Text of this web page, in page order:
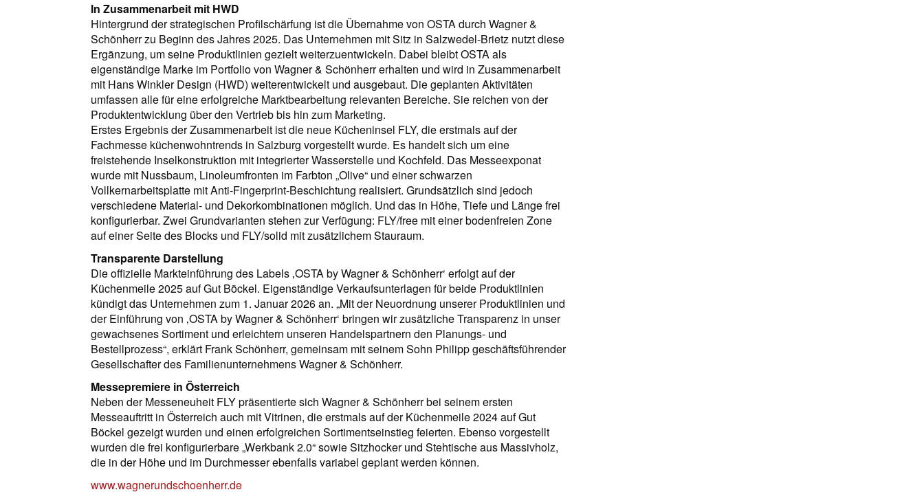
In Zusammenarbeit mit HWD
Hintergrund der strategischen Profilschärfung ist die Übernahme von OSTA durch Wagner &
Schönherr zu Beginn des Jahres 2025. Das Unternehmen mit Sitz in Salzwedel-Brietz nutzt diese
Ergänzung, um seine Produktlinien gezielt weiterzuentwickeln. Dabei bleibt OSTA als
eigenständige Marke im Portfolio von Wagner & Schönherr erhalten und wird in Zusammenarbeit
mit Hans Winkler Design (HWD) weiterentwickelt und ausgebaut. Die geplanten Aktivitäten
umfassen alle für eine erfolgreiche Marktbearbeitung relevanten Bereiche. Sie reichen von der
Produktentwicklung über den Vertrieb bis hin zum Marketing.
Erstes Ergebnis der Zusammenarbeit ist die neue Kücheninsel FLY, die erstmals auf der
Fachmesse küchenwohntrends in Salzburg vorgestellt wurde. Es handelt sich um eine
freistehende Inselkonstruktion mit integrierter Wasserstelle und Kochfeld. Das Messeexponat
wurde mit Nussbaum, Linoleumfronten im Farbton „Olive“ und einer schwarzen
Vollkernarbeitsplatte mit Anti-Fingerprint-Beschichtung realisiert. Grundsätzlich sind jedoch
verschiedene Material- und Dekorkombinationen möglich. Und das in Höhe, Tiefe und Länge frei
konfigurierbar. Zwei Grundvarianten stehen zur Verfügung: FLY/free mit einer bodenfreien Zone
auf einer Seite des Blocks und FLY/solid mit zusätzlichem Stauraum.
Transparente Darstellung
Die offizielle Markteinführung des Labels ‚OSTA by Wagner & Schönherr‘ erfolgt auf der
Küchenmeile 2025 auf Gut Böckel. Eigenständige Verkaufsunterlagen für beide Produktlinien
kündigt das Unternehmen zum 1. Januar 2026 an. „Mit der Neuordnung unserer Produktlinien und
der Einführung von ‚OSTA by Wagner & Schönherr‘ bringen wir zusätzliche Transparenz in unser
gewachsenes Sortiment und erleichtern unseren Handelspartnern den Planungs- und
Bestellprozess“, erklärt Frank Schönherr, gemeinsam mit seinem Sohn Philipp geschäftsführender
Gesellschafter des Familienunternehmens Wagner & Schönherr.
Messepremiere in Österreich
Neben der Messeneuheit FLY präsentierte sich Wagner & Schönherr bei seinem ersten
Messeauftritt in Österreich auch mit Vitrinen, die erstmals auf der Küchenmeile 2024 auf Gut
Böckel gezeigt wurden und einen erfolgreichen Sortimentseinstieg feierten. Ebenso vorgestellt
wurden die frei konfigurierbare „Werkbank 2.0“ sowie Sitzhocker und Stehtische aus Massivholz,
die in der Höhe und im Durchmesser ebenfalls variabel geplant werden können.
www.wagnerundschoenherr.de